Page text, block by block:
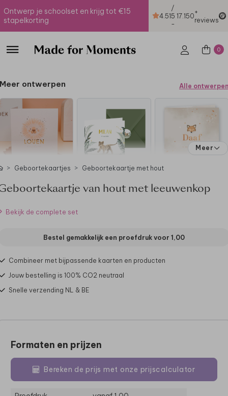
Ontwerp je schoolset en krijg tot €15
stapelkorting
4.51
/
5
-
17.150+
reviews
0
Meer ontwerpen Alle ontwerpen
Meer
Geboortekaartjes Geboortekaartje met hout
van hout met leeuwenkop
Bekijk de complete set
Bestel gemakkelijk een proefdruk voor 1,00
Combineer met bijpassende kaarten en producten
Jouw bestelling is 100% CO2 neutraal
Snelle verzending NL & BE
Formaten en prijzen
Bereken de prijs met onze prijscalculator